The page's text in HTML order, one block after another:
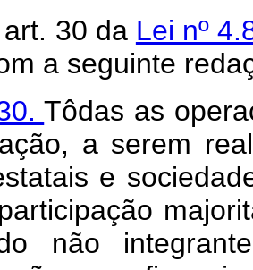
30 da Lei nº
a seguinte
Tôdas as
a serem
e
não